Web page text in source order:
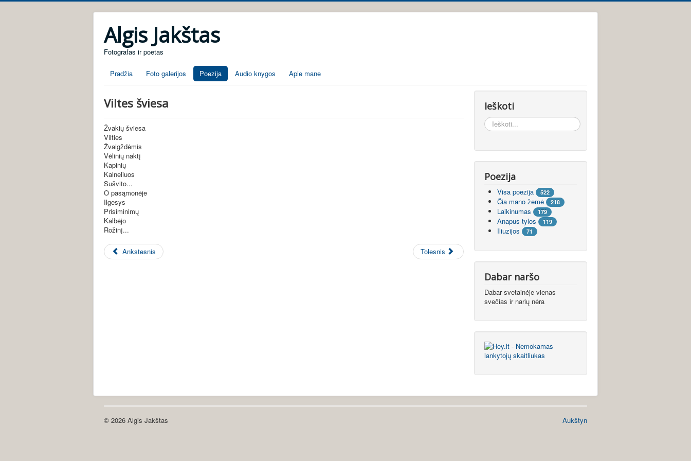
Algis Jakštas
Fotografas ir poetas
Pradžia Foto galerijos Poezija Audio knygos Apie mane
Viltes šviesa
Žvakių šviesa
Vilties
Žvaigždėmis
Vėlinių naktį
Kapinių
Kalneliuos
Sušvito...
O pasąmonėje
Ilgesys
Prisiminimų
Kalbėjo
Rožinį...
Ankstesnis Tolesnis
Ieškoti
Ieškoti...
Poezija
Visa poezija 522
Čia mano žemė 218
Laikinumas 179
Anapus tylos 119
Iliuzijos 71
Dabar naršo
Dabar svetainėje vienas
svečias ir narių nėra
Aukštyn
© 2026 Algis Jakštas